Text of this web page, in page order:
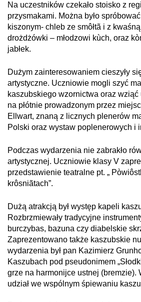
Na uczestników czekało stoisko z
przysmakami. Można było
kiszonym- chleb ze smôłtã i z
drożdżówki – młodzowi kùch, oraz
jabłek.
Dużym zainteresowaniem cieszyły
artystyczne. Uczniowie mogli szyć
kaszubskiego wzornictwa oraz wziąć
na płótnie prowadzonym przez
Ellwart, znaną z licznych plenerów
Polski oraz wystaw poplenerowych i
Podczas wydarzenia nie zabrakło
artystycznej. Uczniowie klasy V
przedstawienie teatralne pt. „
krôsniãtach”.
Dużą atrakcją był występ kapeli
Rozbrzmiewały tradycyjne
burczybas, bazuna czy diabelskie
Zaprezentowano także kaszubskie
wydarzenia był pan Kazimierz
Kaszubach pod pseudonimem
grze na harmonijce ustnej (bremzie).
udział we wspólnym śpiewaniu